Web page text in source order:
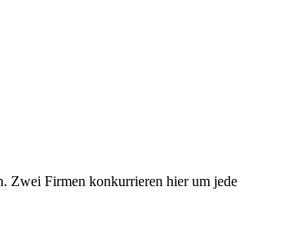
Zwei Firmen konkurrieren hier um jede